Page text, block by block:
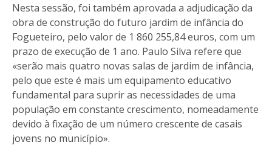
Nesta sessão, foi também aprovada a adjudicação da
obra de construção do futuro jardim de infância do
Fogueteiro, pelo valor de 1 860 255,84 euros, com um
prazo de execução de 1 ano. Paulo Silva refere que
«serão mais quatro novas salas de jardim de infância,
pelo que este é mais um equipamento educativo
fundamental para suprir as necessidades de uma
população em constante crescimento, nomeadamente
devido à fixação de um número crescente de casais
jovens no município».